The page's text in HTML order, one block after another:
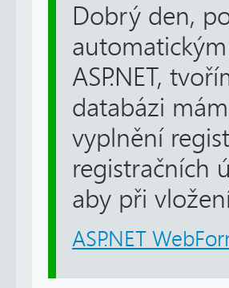
Dobrý den,
ASP.NET,
databázi
vyplnění
registračních
aby při
ASP.NET